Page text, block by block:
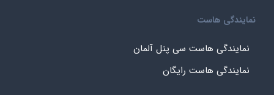
نمایندگی هاست
نمایندگی هاست سی پنل آلمان
نمایندگی هاست رایگان